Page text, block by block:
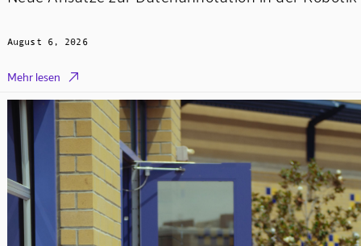
August 6, 2026
Mehr lesen 